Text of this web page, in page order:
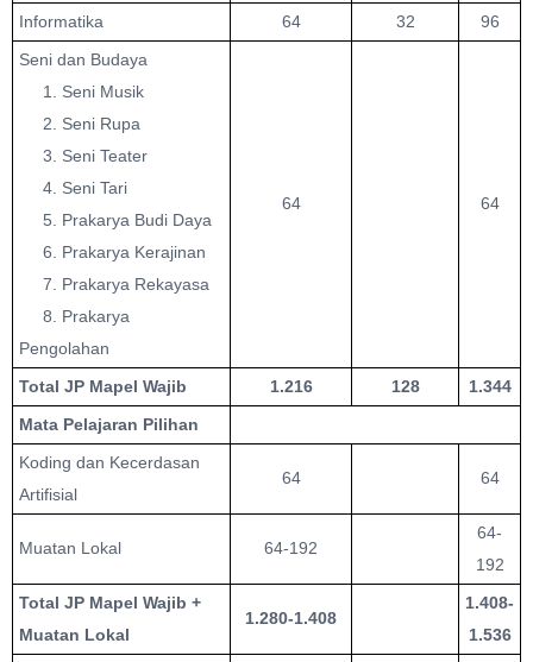
Informatika 64 32
96
Seni dan Budaya
1. Seni Musik
2. Seni Rupa
3. Seni Teater
4. Seni Tari
5. Prakarya Budi Daya
6. Prakarya Kerajinan
7. Prakarya Rekayasa
8. Prakarya
Pengolahan
64 64
Total JP Mapel Wajib 1.216 128
1.344
Mata Pelajaran Pilihan
Koding dan Kecerdasan
Artifisial
64 64
Muatan Lokal 64-192
64-
192
Total JP Mapel Wajib +
Muatan Lokal
1.280-1.408
1.408-
1.536